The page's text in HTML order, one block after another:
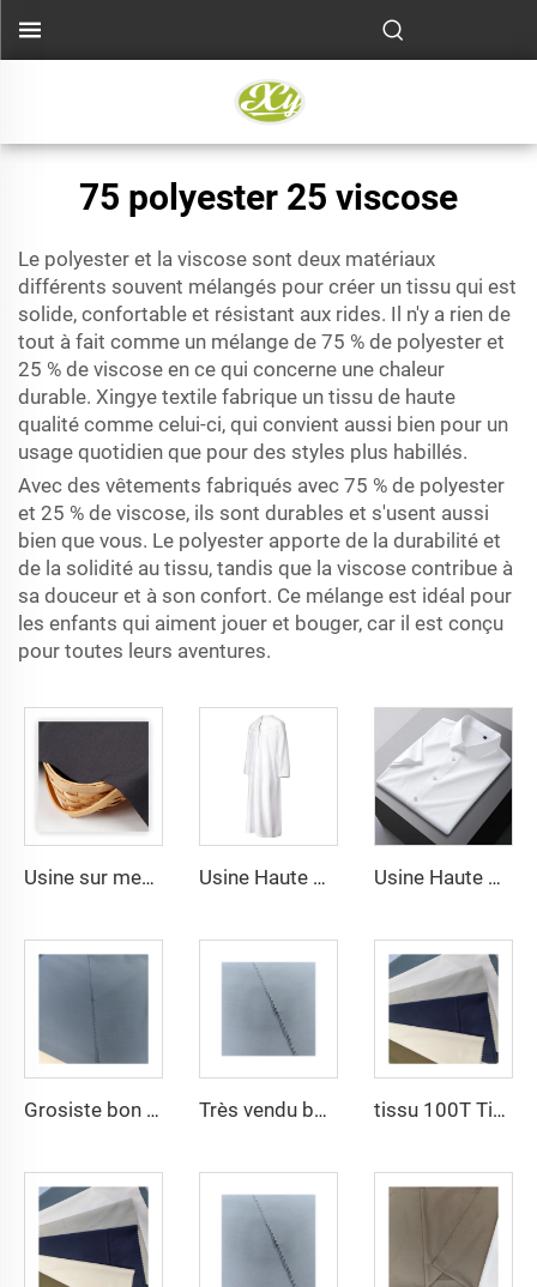
75 polyester 25 viscose
Le polyester et la viscose sont deux matériaux
différents souvent mélangés pour créer un tissu qui est
solide, confortable et résistant aux rides. Il n'y a rien de
tout à fait comme un mélange de 75 % de polyester et
25 % de viscose en ce qui concerne une chaleur
durable. Xingye textile fabrique un tissu de haute
qualité comme celui-ci, qui convient aussi bien pour un
usage quotidien que pour des styles plus habillés.
Avec des vêtements fabriqués avec 75 % de polyester
et 25 % de viscose, ils sont durables et s'usent aussi
bien que vous. Le polyester apporte de la durabilité et
de la solidité au tissu, tandis que la viscose contribue à
sa douceur et à son confort. Ce mélange est idéal pour
les enfants qui aiment jouer et bouger, car il est conçu
pour toutes leurs aventures.
Usine sur mesure poids léger tissu TR confortable Moyen-Orient disponible en plusieurs couleurs tissu uni twill chemises robes Usine Haute qualité TR tissu twill Moyen-Orient ensemble de robe pour hommes tissu chemise léger Usine Haute qualité TR tissu twill uni Moyen-Orient ensemble de robe pour hommes tissu chemise léger
Grosiste bon marché micro fibre tissu thobe arabe pour hommes polyester filé tissu toyobo tissu chemise thobe arabe Très vendu bon marché tissu thobe arabe pour chemise et pantalon arba thobe tissu polyester toyobo microfibre tissu 100T Tissé Plat microfibre Polyester Tissu Toyobo Tissu Thobe Arabe